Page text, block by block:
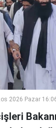
2026 Pazar